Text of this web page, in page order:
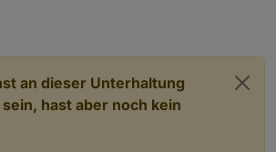
an dieser Unterhaltung
hast aber noch kein